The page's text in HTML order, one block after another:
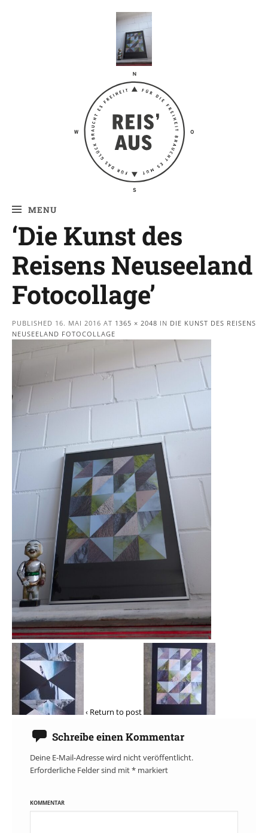
Reis' aus –
Reiseblog
MENU
‘Die Kunst des
Reisens Neuseeland
Fotocollage’
PUBLISHED 16. MAI 2016 AT 1365 × 2048 IN DIE KUNST DES REISENS
NEUSEELAND FOTOCOLLAGE
‹ Return to post
Schreibe einen Kommentar
Deine E-Mail-Adresse wird nicht veröffentlicht.
Erforderliche Felder sind mit* markiert
KOMMENTAR